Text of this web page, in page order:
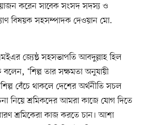
করেন সাবেক সংসদ সদস্য ও
বিষয়ক সহসম্পাদক দেওয়ান মো.
জ্যেষ্ঠ সহসভাপতি আবদুল্লাহ হিল
‘শিল্প তার সক্ষমতা অনুযায়ী
বেঁচে থাকলে দেশের অর্থনীতি সচল
নিয়ে শ্রমিকদের আমরা কাজে যোগ দিতে
শ্রমিকেরা কাজ করতে চান। আশা